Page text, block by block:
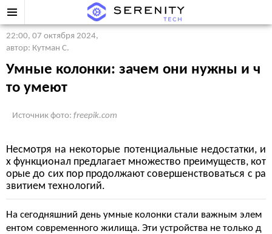
22:00, 07 октября 2024,
автор: Кутман С.
Умные колонки: зачем они нужны и ч
то умеют
Источник фото: freepik.com
Несмотря на некоторые потенциальные недостатки, и
х функционал предлагает множество преимуществ, кот
орые до сих пор продолжают совершенствоваться с ра
звитием технологий.
На сегодняшний день умные колонки стали важным элем
ентом современного жилища. Эти устройства не только д